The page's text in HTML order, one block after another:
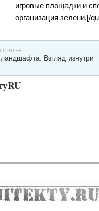
игровые площадки и
организация зелени.[/
Взгляд изнутри